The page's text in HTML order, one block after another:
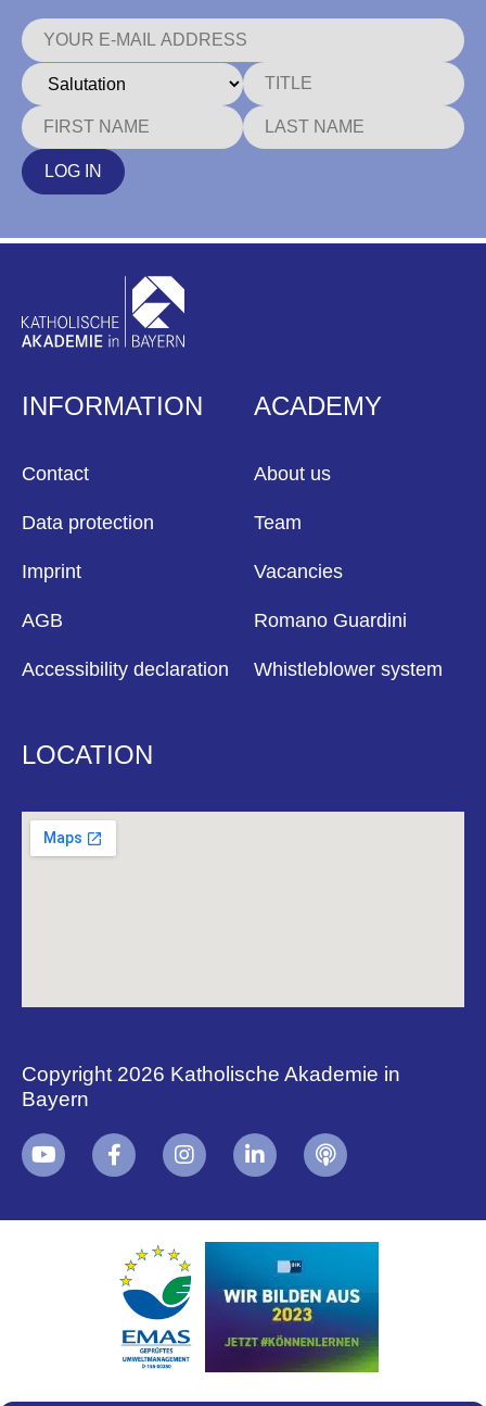
LOG IN
INFORMATION
Contact
Data protection
Imprint
AGB
Accessibility declaration
ACADEMY
About us
Team
Vacancies
Romano Guardini
Whistleblower system
LOCATION
Copyright 2026 Katholische Akademie in
Bayern